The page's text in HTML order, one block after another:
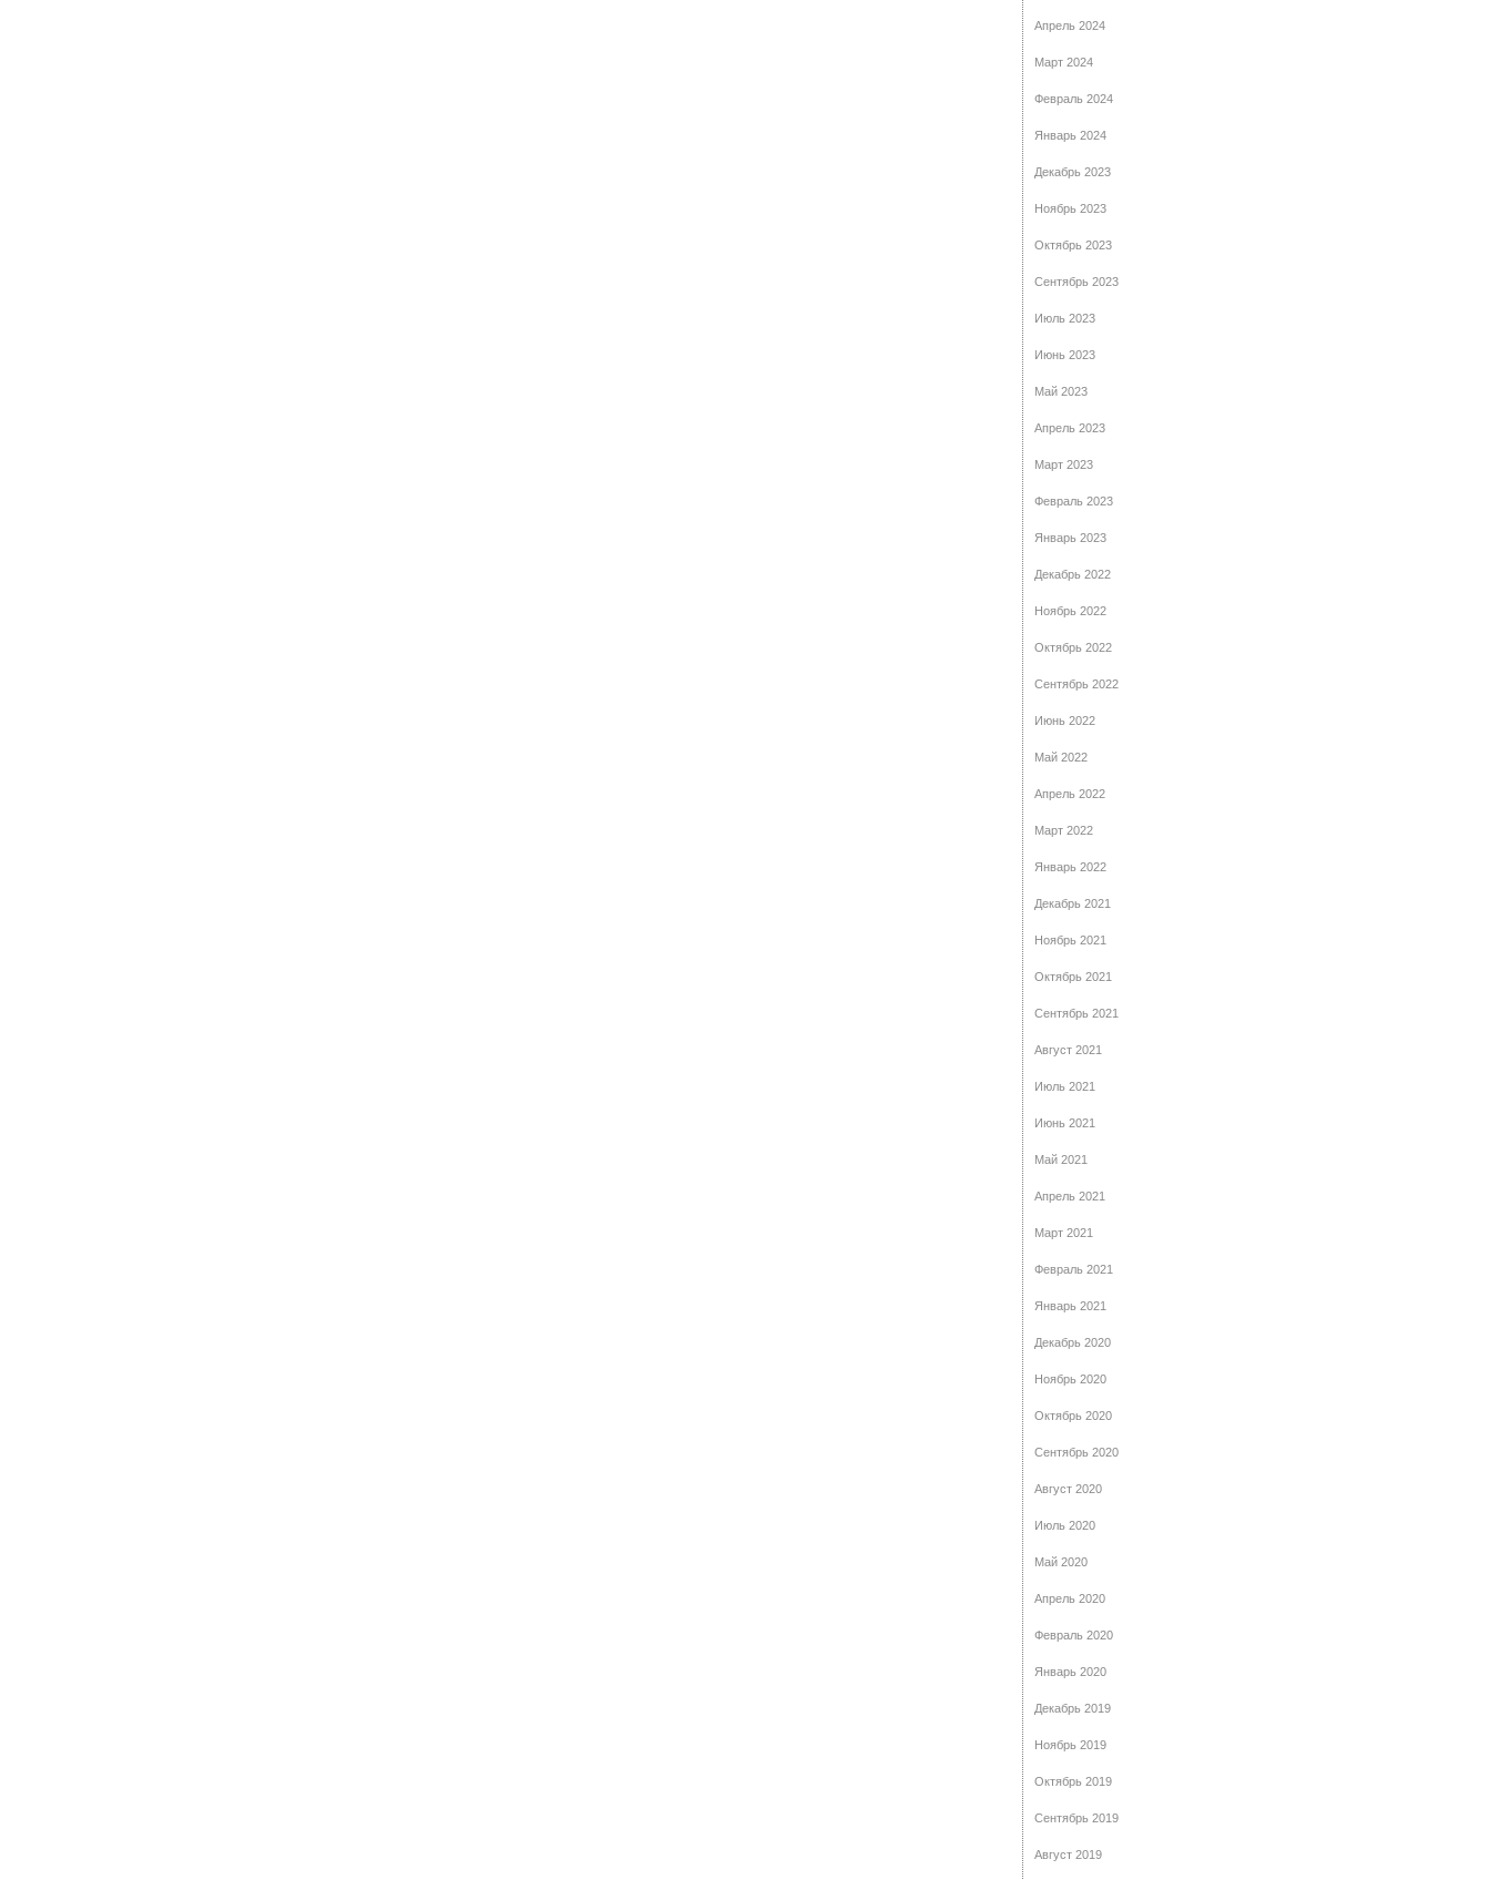
Апрель 2024
Март 2024
Февраль 2024
Январь 2024
Декабрь 2023
Ноябрь 2023
Октябрь 2023
Сентябрь 2023
Июль 2023
Июнь 2023
Май 2023
Апрель 2023
Март 2023
Февраль 2023
Январь 2023
Декабрь 2022
Ноябрь 2022
Октябрь 2022
Сентябрь 2022
Июнь 2022
Май 2022
Апрель 2022
Март 2022
Январь 2022
Декабрь 2021
Ноябрь 2021
Октябрь 2021
Сентябрь 2021
Август 2021
Июль 2021
Июнь 2021
Май 2021
Апрель 2021
Март 2021
Февраль 2021
Январь 2021
Декабрь 2020
Ноябрь 2020
Октябрь 2020
Сентябрь 2020
Август 2020
Июль 2020
Май 2020
Апрель 2020
Февраль 2020
Январь 2020
Декабрь 2019
Ноябрь 2019
Октябрь 2019
Сентябрь 2019
Август 2019